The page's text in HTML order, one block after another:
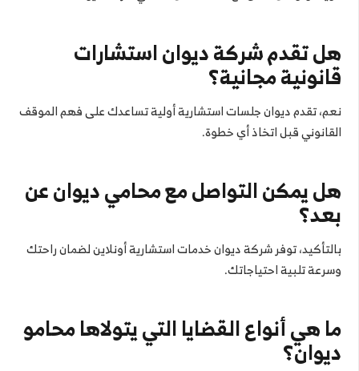
هل تقدم شركة ديوان استشارات
قانونية مجانية؟
نعم، تقدم ديوان جلسات استشارية أولية تساعدك على فهم الموقف
القانوني قبل اتخاذ أي خطوة.
هل يمكن التواصل مع محامي ديوان عن
بعد؟
بالتأكيد، توفر شركة ديوان خدمات استشارية أونلاين لضمان راحتك
وسرعة تلبية احتياجاتك.
ما هي أنواع القضايا التي يتولاها محامو
ديوان؟